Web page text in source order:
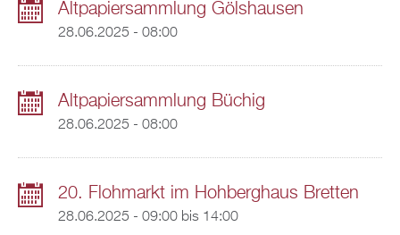
Altpapiersammlung Gölshausen
28.06.2025 - 08:00
Altpapiersammlung Büchig
28.06.2025 - 08:00
20. Flohmarkt im Hohberghaus Bretten
28.06.2025 - 09:00bis 14:00